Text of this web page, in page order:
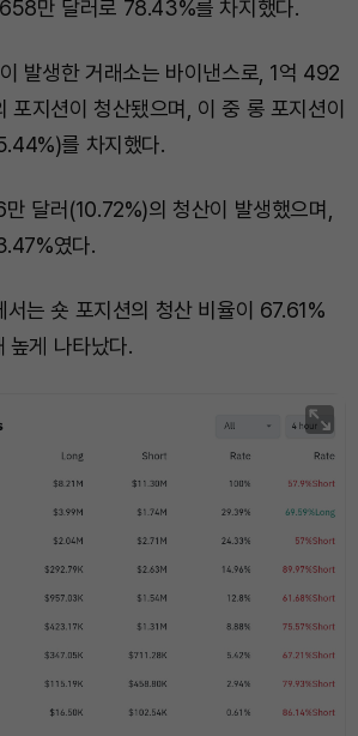
만 달러로 78.43%를 차지했다.
발생한 거래소는 바이낸스로, 1억 492
지션이 청산됐으며, 이 중 롱 포지션이
를 차지했다.
달러(10.72%)의 청산이 발생했으며,
였다.
는 숏 포지션의 청산 비율이 67.61%
높게 나타났다.